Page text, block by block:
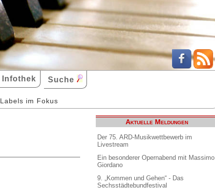
Infothek Suche
Labels im Fokus
Aktuelle Meldungen
Der 75. ARD-Musikwettbewerb im
Livestream
Ein besonderer Opernabend mit Massimo
Giordano
9. „Kommen und Gehen“ - Das
Sechsstädtebundfestival